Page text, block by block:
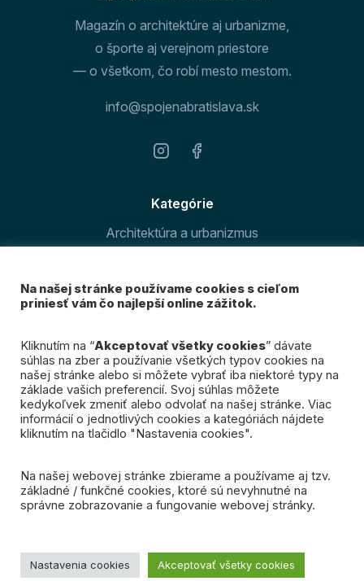
Magazín o architektúre aj urbanizme,
o športe aj verejnom priestore
— o všetkom, čo robí mesto mestom.
info@spojenabratislava.sk
Kategórie
Architektúra a urbanizmus
O magazíne
Prihláste sa k odberu
nášho newslettra
Mám záujem
© 2026 Spojená Bratislava. Všetky práva vyhradené.
Ochrana osobných údajov
Na našej stránke používame cookies s cieľom
priniesť vám čo najlepší online zážitok.
Kliknutím na “Akceptovať všetky cookies” dávate
súhlas na zber a používanie všetkých typov cookies na
našej stránke alebo si môžete vybrať iba niektoré typy na
základe vašich preferencií. Svoj súhlas môžete
kedykoľvek zmeniť alebo odvolať na našej stránke. Viac
informácií o jednotlivých cookies a kategóriách nájdete
kliknutím na tlačidlo "Nastavenia cookies".
Na našej webovej stránke zbierame a používame aj tzv.
základné / funkčné cookies, ktoré sú nevyhnutné na
správne zobrazovanie a fungovanie webovej stránky.
Nastavenia cookies Akceptovať všetky cookies